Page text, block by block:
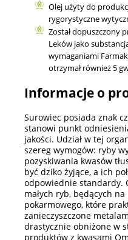
Olej użyty do
rygorystyczne
Został dopuszczony
Leków jako
wymaganiami
otrzymał również 5
Informacje o
Surowiec posiada znak
stanowi punkt
jakości. Udział w tej
szereg wymogów: ryby
pozyskiwania kwasów
być dziko żyjące, a ich
odpowiednie standardy.
małych ryb, będących
pokarmowego, które
zanieczyszczone
drastycznie obniżone w
produktów z kwasami